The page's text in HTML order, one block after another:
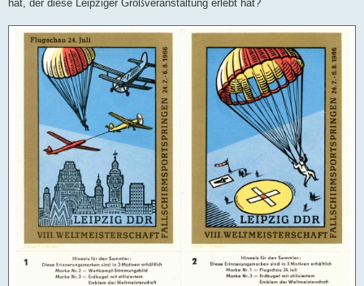
n
r
hat, der diese Leipziger Großveranstaltung erlebt hat?